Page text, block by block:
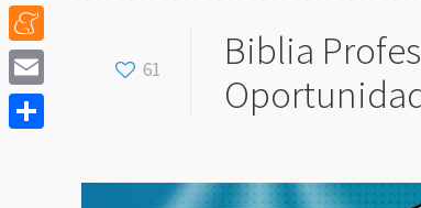
61
Biblia
Buffer
Meneame
Email